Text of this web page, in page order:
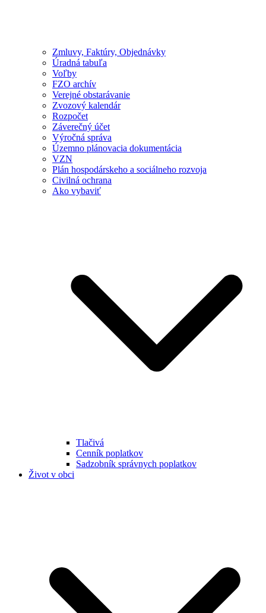
Zmluvy, Faktúry, Objednávky
Úradná tabuľa
Voľby
FZO archív
Verejné obstarávanie
Zvozový kalendár
Rozpočet
Záverečný účet
Výročná správa
Územno plánovacia dokumentácia
VZN
Plán hospodárskeho a sociálneho rozvoja
Civilná ochrana
Ako vybaviť
Tlačivá
Cenník poplatkov
Sadzobník správnych poplatkov
Život v obci